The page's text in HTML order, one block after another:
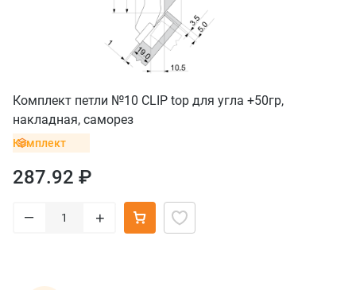
Комплект петли №10 CLIP top для угла +50гр,
накладная, саморез
Комплект
287.92 ₽
– +